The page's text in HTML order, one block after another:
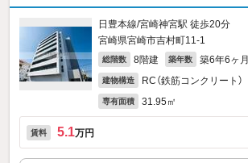
日豊本線/宮崎神宮駅 徒歩20分
宮崎県宮崎市吉村町11‐1
総階数 8階建 築年数 築6年6ヶ月
建物構造 RC（鉄筋コンクリート）
専有面積 31.95㎡
賃料 5.1万円